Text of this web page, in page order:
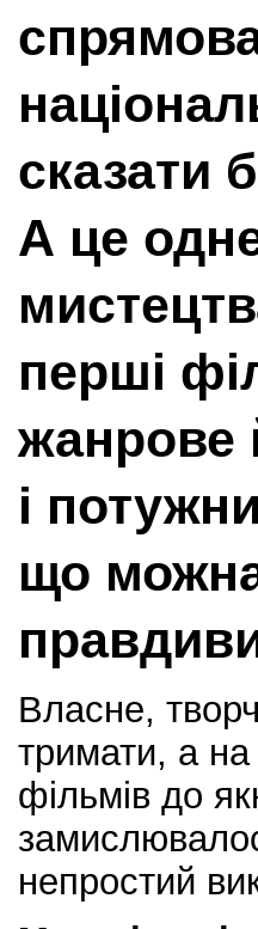
сказати
А це
перші
жанрове
і
що можна
Власне,
тримати, а
фільмів до
непростий